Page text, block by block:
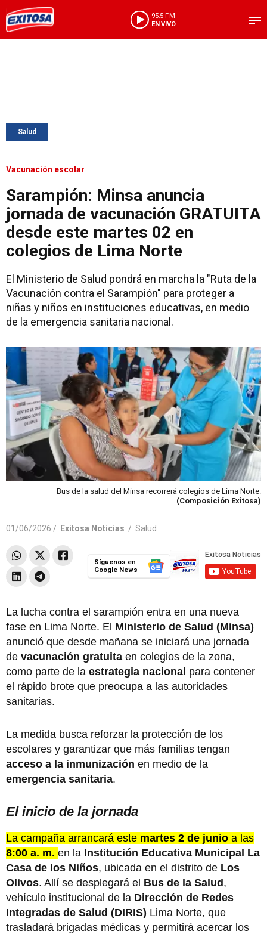
95.5 FM
EN VIVO
Salud
Vacunación escolar
Sarampión: Minsa anuncia
jornada de vacunación GRATUITA
desde este martes 02 en
colegios de Lima Norte
El Ministerio de Salud pondrá en marcha la "Ruta de la
Vacunación contra el Sarampión" para proteger a
niñas y niños en instituciones educativas, en medio
de la emergencia sanitaria nacional.
Bus de la salud del Minsa recorrerá colegios de Lima Norte.
(Composición Exitosa)
01/06/2026 / Exitosa Noticias / Salud
Síguenos en
Google News
La lucha contra el sarampión entra en una nueva
fase en Lima Norte. El Ministerio de Salud (Minsa)
anunció que desde mañana se iniciará una jornada
de vacunación gratuita en colegios de la zona,
como parte de la estrategia nacional para contener
el rápido brote que preocupa a las autoridades
sanitarias.
La medida busca reforzar la protección de los
escolares y garantizar que más familias tengan
acceso a la inmunización en medio de la
emergencia sanitaria.
El inicio de la jornada
La campaña arrancará este martes 2 de junio a las
8:00 a. m. en la Institución Educativa Municipal La
Casa de los Niños, ubicada en el distrito de Los
Olivos. Allí se desplegará el Bus de la Salud,
vehículo institucional de la Dirección de Redes
Integradas de Salud (DIRIS) Lima Norte, que
trasladará brigadas médicas y permitirá acercar los